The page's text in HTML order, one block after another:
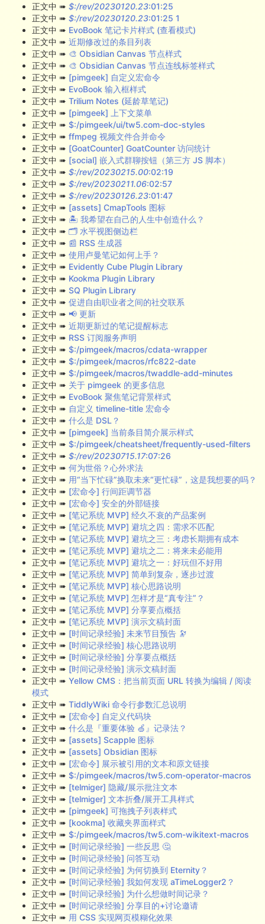
正文中 ➠ $:/rev/20230120.23:01:25
正文中 ➠ $:/rev/20230120.23:01:25 1
正文中 ➠ EvoBook 笔记卡片样式 (查看模式)
正文中 ➠ 近期修改过的条目列表
正文中 ➠ 🎨 Obsidian Canvas 节点样式
正文中 ➠ 🎨 Obsidian Canvas 节点连线标签样式
正文中 ➠ [pimgeek] 自定义宏命令
正文中 ➠ EvoBook 输入框样式
正文中 ➠ Trilium Notes (延龄草笔记)
正文中 ➠ [pimgeek] 上下文菜单
正文中 ➠ $:/pimgeek/ui/tw5.com-doc-styles
正文中 ➠ ffmpeg 视频文件合并命令
正文中 ➠ [GoatCounter] GoatCounter 访问统计
正文中 ➠ [social] 嵌入式群聊按钮（第三方 JS 脚本）
正文中 ➠ $:/rev/20230215.00:02:19
正文中 ➠ $:/rev/20230211.06:02:57
正文中 ➠ $:/rev/20230126.23:01:47
正文中 ➠ [assets] CmapTools 图标
正文中 ➠ 🏝 我希望在自己的人生中创造什么？
正文中 ➠ 🗂 水平视图侧边栏
正文中 ➠ 📰 RSS 生成器
正文中 ➠ 使用卢曼笔记如何上手？
正文中 ➠ Evidently Cube Plugin Library
正文中 ➠ Kookma Plugin Library
正文中 ➠ SQ Plugin Library
正文中 ➠ 促进自由职业者之间的社交联系
正文中 ➠ 📢 更新
正文中 ➠ 近期更新过的笔记提醒标志
正文中 ➠ RSS 订阅服务声明
正文中 ➠ $:/pimgeek/macros/cdata-wrapper
正文中 ➠ $:/pimgeek/macros/rfc822-date
正文中 ➠ $:/pimgeek/macros/twaddle-add-minutes
正文中 ➠ 关于 pimgeek 的更多信息
正文中 ➠ EvoBook 聚焦笔记背景样式
正文中 ➠ 自定义 timeline-title 宏命令
正文中 ➠ 什么是 DSL？
正文中 ➠ [pimgeek] 当前条目简介展示样式
正文中 ➠ $:/pimgeek/cheatsheet/frequently-used-filters
正文中 ➠ $:/rev/20230715.17:07:26
正文中 ➠ 何为世俗？心外求法
正文中 ➠ 用“当下忙碌”换取未来“更忙碌”，这是我想要的吗？
正文中 ➠ [宏命令] 行间距调节器
正文中 ➠ [宏命令] 安全的外部链接
正文中 ➠ [笔记系统 MVP] 经久不衰的产品案例
正文中 ➠ [笔记系统 MVP] 避坑之四：需求不匹配
正文中 ➠ [笔记系统 MVP] 避坑之三：考虑长期拥有成本
正文中 ➠ [笔记系统 MVP] 避坑之二：将来未必能用
正文中 ➠ [笔记系统 MVP] 避坑之一：好玩但不好用
正文中 ➠ [笔记系统 MVP] 简单到复杂，逐步过渡
正文中 ➠ [笔记系统 MVP] 核心思路说明
正文中 ➠ [笔记系统 MVP] 怎样才是“真专注”？
正文中 ➠ [笔记系统 MVP] 分享要点概括
正文中 ➠ [笔记系统 MVP] 演示文稿封面
正文中 ➠ [时间记录经验] 未来节目预告 🔭
正文中 ➠ [时间记录经验] 核心思路说明
正文中 ➠ [时间记录经验] 分享要点概括
正文中 ➠ [时间记录经验] 演示文稿封面
正文中 ➠ Yellow CMS：把当前页面 URL 转换为编辑 / 阅读
模式
正文中 ➠ TiddlyWiki 命令行参数汇总说明
正文中 ➠ [宏命令] 自定义代码块
正文中 ➠ 什么是『重要体验 🍏』记录法？
正文中 ➠ [assets] Scapple 图标
正文中 ➠ [assets] Obsidian 图标
正文中 ➠ [宏命令] 展示被引用的文本和原文链接
正文中 ➠ $:/pimgeek/macros/tw5.com-operator-macros
正文中 ➠ [telmiger] 隐藏/展示批注文本
正文中 ➠ [telmiger] 文本折叠/展开工具样式
正文中 ➠ [pimgeek] 可拖拽子列表样式
正文中 ➠ [kookma] 收藏夹界面样式
正文中 ➠ $:/pimgeek/macros/tw5.com-wikitext-macros
正文中 ➠ [时间记录经验] 一些反思 🤔
正文中 ➠ [时间记录经验] 问答互动
正文中 ➠ [时间记录经验] 为何切换到 Eternity？
正文中 ➠ [时间记录经验] 我如何发现 aTimeLogger2？
正文中 ➠ [时间记录经验] 为什么想做时间记录？
正文中 ➠ [时间记录经验] 分享目的+讨论邀请
正文中 ➠ 用 CSS 实现网页模糊化效果